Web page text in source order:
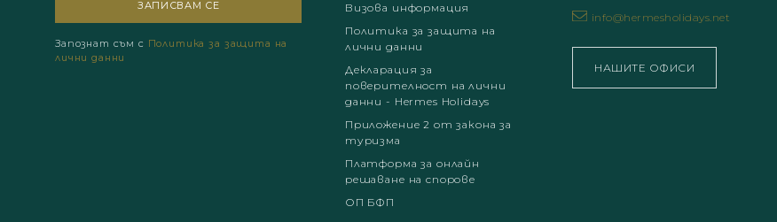
Запознат съм с Политика за защита на
лични данни
Визова информация
Политика за защита на
лични данни
Декларация за
поверителност на лични
данни - Hermes Holidays
Приложение 2 от закона за
туризма
Платформа за онлайн
решаване на спорове
ОП БФП
info@hermesholidays.net
НАШИТЕ ОФИСИ